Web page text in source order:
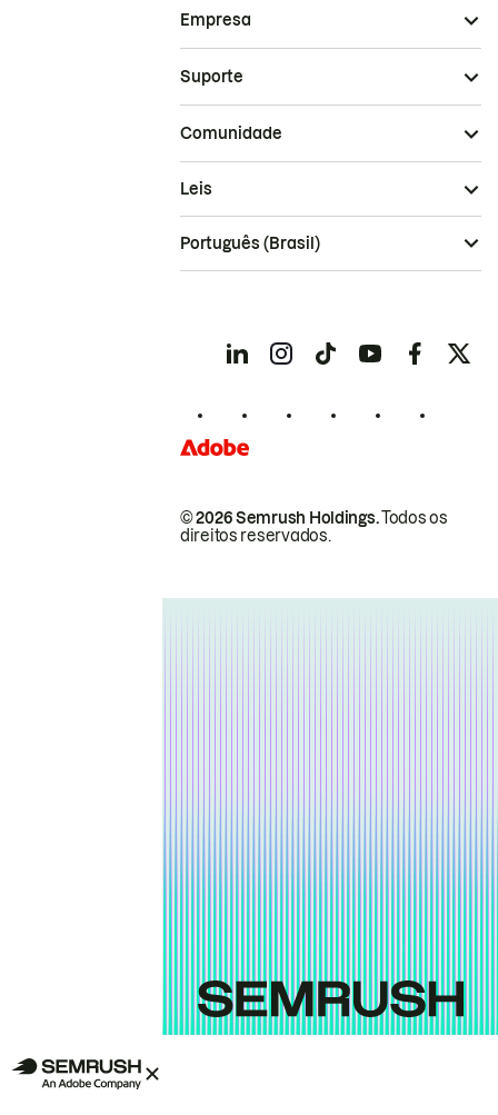
Empresa
Suporte
Comunidade
© 2026 Semrush Holdings.Todos os
direitos reservados.
Leis
Português (Brasil)